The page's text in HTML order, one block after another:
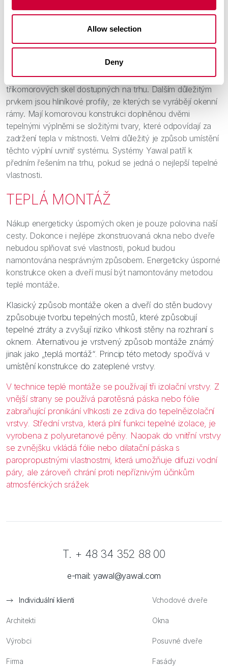
Allow selection
Deny
Jak výrobci dosahují vhodné úrovně prostupu tepla?
Obrovskou roli hraje v tomto případě zasklení. Čím silnější
je izolační sklo a větší procento skla na celkové ploše
okna, tím více je okno energeticky úsporné.
Systémy Yawal umožňují použití všech typů dvou a
tříkomorových skel dostupných na trhu. Dalším důležitým
prvkem jsou hliníkové profily, ze kterých se vyrábějí okenní
rámy. Mají komorovou konstrukci doplněnou dvěmi
tepelnými výplněmi se složitými tvary, které odpovídají za
zadržení tepla v místnosti. Velmi důležitý je způsob umístění
těchto výplní uvnitř systému. Systémy Yawal patří k
předním řešením na trhu, pokud se jedná o nejlepší tepelné
vlastnosti.
TEPLÁ MONTÁŽ
Nákup energeticky úsporných oken je pouze polovina naší
cesty. Dokonce i nejlépe zkonstruovaná okna nebo dveře
nebudou splňovat své vlastnosti, pokud budou
namontována nesprávným způsobem. Energeticky úsporné
konstrukce oken a dveří musí být namontovány metodou
teplé montáže.
Klasický způsob montáže oken a dveří do stěn budovy
způsobuje tvorbu tepelných mostů, které způsobují
tepelné ztráty a zvyšují riziko vlhkosti stěny na rozhraní s
oknem. Alternativou je vrstvený způsob montáže známý
jinak jako „teplá montáž“. Princip této metody spočívá v
umístění konstrukce do zateplené vrstvy.
V technice teplé montáže se používají tři izolační vrstvy. Z
vnější strany se používá parotěsná páska nebo fólie
zabraňující pronikání vlhkosti ze zdiva do tepelněizolační
vrstvy. Střední vrstva, která plní funkci tepelné izolace, je
vyrobena z polyuretanové pěny. Naopak do vnitřní vrstvy
se zvnějšku vkládá fólie nebo dilatační páska s
paropropustnými vlastnostmi, která umožňuje difuzi vodní
páry, ale zároveň chrání proti nepříznivým účinkům
atmosférických srážek
Individuální klienti
Architekti
Výrobci
Firma
Vchodové dveře
Okna
Posuvné dveře
Fasády
T. + 48 34 352 88 00
e-mail: yawal@yawal.com